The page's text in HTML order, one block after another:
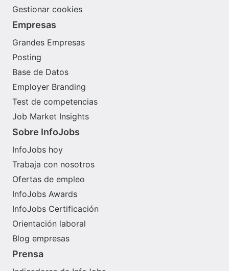
Gestionar cookies
Empresas
Grandes Empresas
Posting
Base de Datos
Employer Branding
Test de competencias
Job Market Insights
Sobre InfoJobs
InfoJobs hoy
Trabaja con nosotros
Ofertas de empleo
InfoJobs Awards
InfoJobs Certificación
Orientación laboral
Blog empresas
Prensa